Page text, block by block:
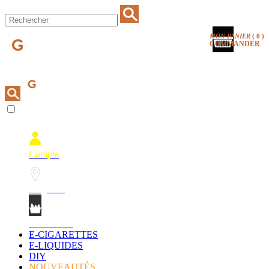
MON PANIER ( 0 )
COMMANDER
Compte
E-CIGARETTES
E-LIQUIDES
DIY
NOUVEAUTÉS